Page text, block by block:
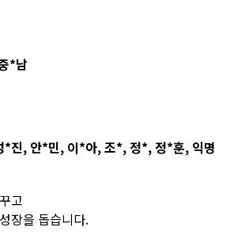
*남
*진, 안*민, 이*아, 조*, 정*, 정*훈, 익명
고
장을 돕습니다.